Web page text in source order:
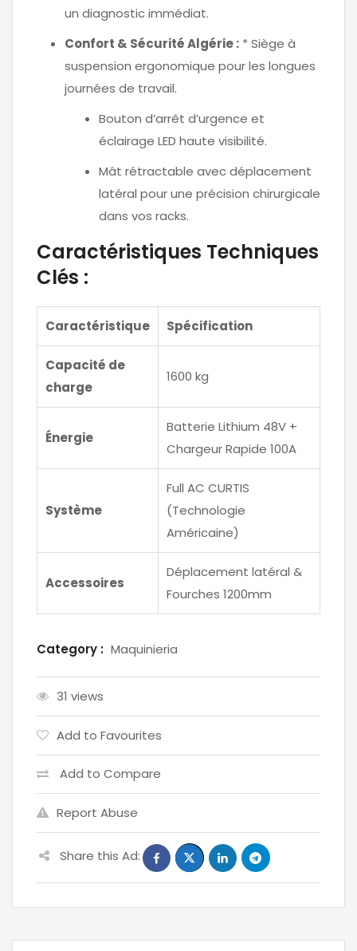
un diagnostic immédiat.
Confort & Sécurité Algérie : * Siège à
suspension ergonomique pour les longues
journées de travail.
Bouton d’arrêt d’urgence et
éclairage LED haute visibilité.
Mât rétractable avec déplacement
latéral pour une précision chirurgicale
dans vos racks.
Caractéristiques Techniques
Clés :
Caractéristique Spécification
Capacité de
charge
1600 kg
Énergie
Batterie Lithium 48V +
Chargeur Rapide 100A
Système
Full AC CURTIS
(Technologie
Américaine)
Accessoires
Déplacement latéral &
Fourches 1200mm
Category : Maquinieria
31 views
Add to Favourites
Add to Compare
Report Abuse
Share this Ad: